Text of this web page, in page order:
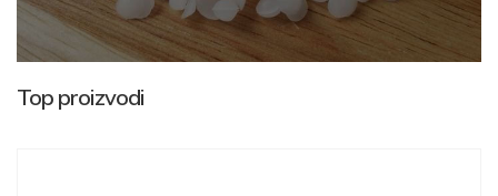
Top proizvodi